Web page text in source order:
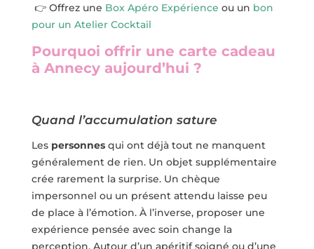
👉 Offrez une Box Apéro Expérience ou un bon
pour un Atelier Cocktail
Pourquoi offrir une carte cadeau
à Annecy aujourd’hui ?
Quand l’accumulation sature
Les personnesqui ont déjà tout ne manquent
généralement de rien. Un objet supplémentaire
crée rarement la surprise. Un chèque
impersonnel ou un présent attendu laisse peu
de place à l’émotion. À l’inverse, proposer une
expérience pensée avec soin change la
perception. Autour d’un apéritif soigné ou d’une